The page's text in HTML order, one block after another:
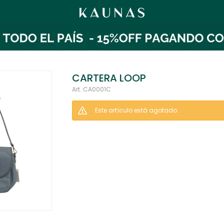
CARTERA LOOP
CA0001C
Este artículo está agotado.